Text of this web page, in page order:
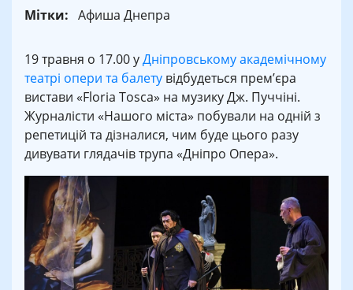
Мітки: Афиша Днепра
19 травня о 17.00 уДніпровському академічному
театрі опери та балету відбудеться прем’єра
вистави «Floria Tosca» на музику Дж. Пуччіні.
Журналісти «Нашого міста» побували на одній з
репетицій та дізналися, чим буде цього разу
дивувати глядачів трупа «Дніпро Опера».